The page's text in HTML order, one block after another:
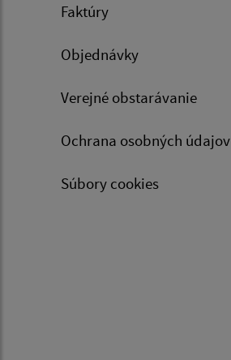
Faktúry
Objednávky
Verejné obstarávanie
Ochrana osobných údajov
Súbory cookies